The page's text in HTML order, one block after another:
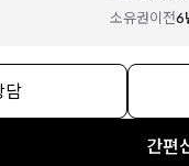
소유권이전6
담
간편